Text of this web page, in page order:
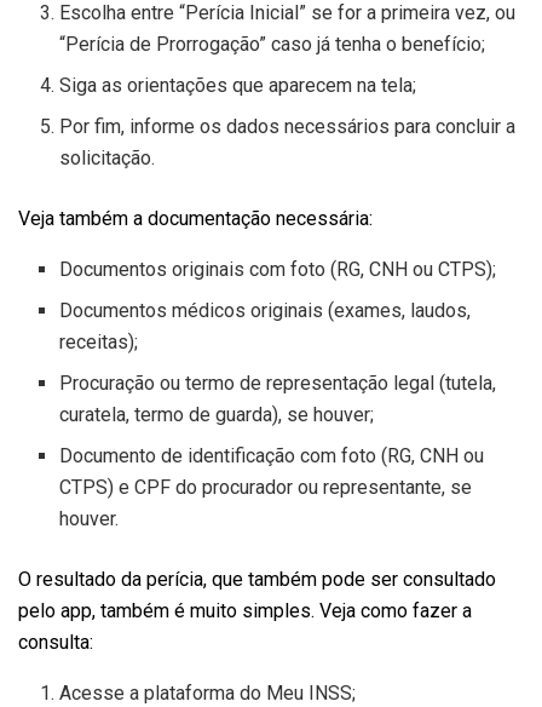
Escolha entre “Perícia Inicial” se for a primeira vez, ou
“Perícia de Prorrogação” caso já tenha o benefício;
Siga as orientações que aparecem na tela;
Por fim, informe os dados necessários para concluir a
solicitação.
Veja também a documentação necessária:
Documentos originais com foto (RG, CNH ou CTPS);
Documentos médicos originais (exames, laudos,
receitas);
Procuração ou termo de representação legal (tutela,
curatela, termo de guarda), se houver;
Documento de identificação com foto (RG, CNH ou
CTPS) e CPF do procurador ou representante, se
houver.
O resultado da perícia, que também pode ser consultado
pelo app, também é muito simples. Veja como fazer a
consulta:
Acesse a plataforma do Meu INSS;